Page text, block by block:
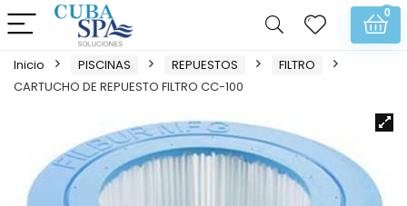
0
Inicio PISCINAS REPUESTOS
FILTRO
CARTUCHO DE REPUESTO FILTRO CC-100